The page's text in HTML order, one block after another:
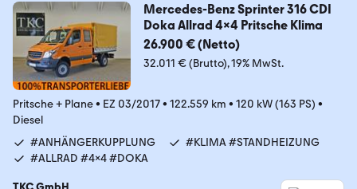
Mercedes-Benz Sprinter 316 CDI
Doka Allrad 4x4 Pritsche Klima
26.900 € (Netto)
32.011 € (Brutto) 19% MwSt.
Pritsche + Plane• EZ 03/2017• 122.559 km • 120 kW (163 PS) •
Diesel
#ANHÄNGERKUPPLUNG
#KLIMA #STANDHEIZUNG
#ALLRAD #4x4 #DOKA